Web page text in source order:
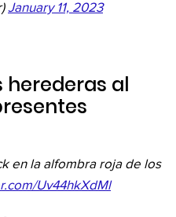
January 11, 2023
herederas al
en la alfombra roja de los
Uv44hkXdMl